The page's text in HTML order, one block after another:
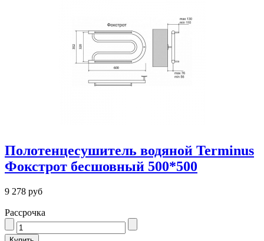
Полотенцесушитель водяной Terminus
Фокстрот бесшовный 500*500
9 278 руб
Рассрочка